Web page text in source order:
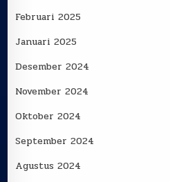
Februari 2025
Januari 2025
Desember 2024
November 2024
Oktober 2024
September 2024
Agustus 2024